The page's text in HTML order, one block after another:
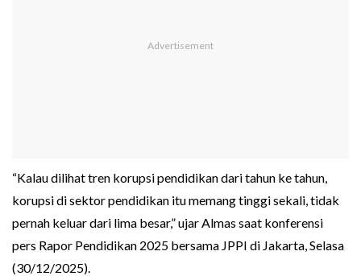
“Kalau dilihat tren korupsi pendidikan dari tahun ke tahun,
korupsi di sektor pendidikan itu memang tinggi sekali, tidak
pernah keluar dari lima besar,” ujar Almas saat konferensi
pers Rapor Pendidikan 2025 bersama JPPI di Jakarta, Selasa
(30/12/2025).